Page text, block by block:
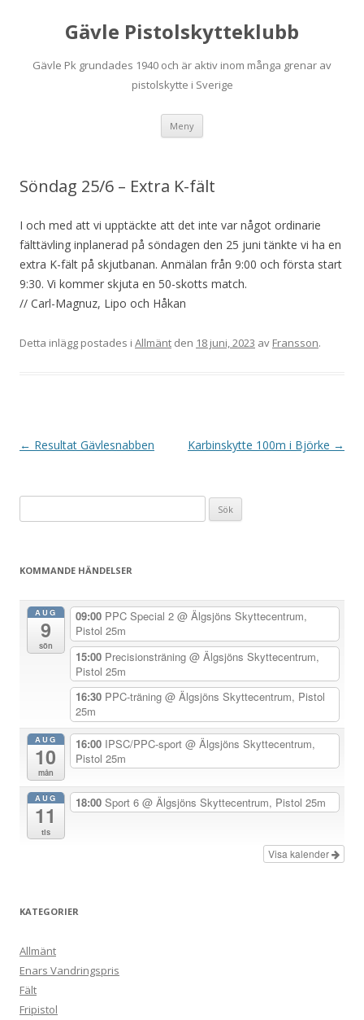
Gävle Pistolskytteklubb
Gävle Pk grundades 1940 och är aktiv inom många grenar av
pistolskytte i Sverige
Meny
Söndag 25/6 – Extra K-fält
I och med att vi upptäckte att det inte var något ordinarie
fälttävling inplanerad på söndagen den 25 juni tänkte vi ha en
extra K-fält på skjutbanan. Anmälan från 9:00 och första start
9:30. Vi kommer skjuta en 50-skotts match.
// Carl-Magnuz, Lipo och Håkan
Detta inlägg postades i Allmänt den 18 juni, 2023 av Fransson.
I
n
n
← Resultat Gävlesnabben Karbinskytte 100m i Björke →
efter:
KOMMANDE HÄNDELSER
AUG
9
sön
09:00 PPC Special 2 @ Älgsjöns Skyttecentrum,
Pistol 25m
15:00 Precisionsträning @ Älgsjöns Skyttecentrum,
Pistol 25m
16:30 PPC-träning @ Älgsjöns Skyttecentrum, Pistol
25m
AUG
10
mån
16:00 IPSC/PPC-sport @ Älgsjöns Skyttecentrum,
Pistol 25m
AUG
11
tis
18:00 Sport 6 @ Älgsjöns Skyttecentrum, Pistol 25m
Visa kalender
KATEGORIER
Allmänt
Enars Vandringspris
Fält
Fripistol